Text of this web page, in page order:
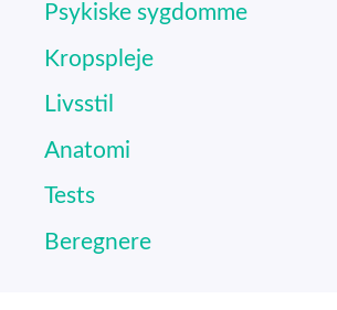
Psykiske sygdomme
Kropspleje
Livsstil
Anatomi
Tests
Beregnere